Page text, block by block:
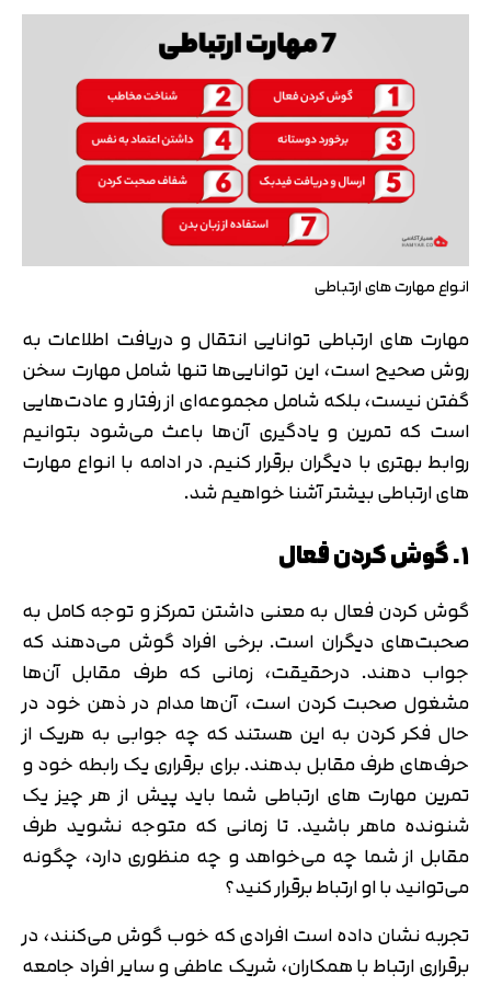
انواع مهارت های ارتباطی
مهارت های ارتباطی توانایی انتقال و دریافت اطلاعات به
روش صحیح است، این توانایی‌ها تنها شامل مهارت سخن
گفتن نیست، بلکه شامل مجموعه‌ای از رفتار و عادت‌هایی
است که تمرین و یادگیری آن‌ها باعث می‌شود بتوانیم
روابط بهتری با دیگران برقرار کنیم. در ادامه با انواع مهارت
های ارتباطی بیشتر آشنا خواهیم شد.
۱. گوش کردن فعال
گوش کردن فعال به معنی داشتن تمرکز و توجه کامل به
صحبت‌های دیگران است. برخی افراد گوش می‌دهند که
جواب دهند. درحقیقت، زمانی که طرف مقابل آن‌ها
مشغول صحبت کردن است، آن‌ها مدام در ذهن خود در
حال فکر کردن به این هستند که چه جوابی به هریک از
حرف‌های طرف مقابل بدهند. برای برقراری یک رابطه خود و
تمرین مهارت های ارتباطی شما باید پیش از هر چیز یک
شنونده ماهر باشید. تا زمانی که متوجه نشوید طرف
مقابل از شما چه می‌خواهد و چه منظوری دارد، چگونه
می‌توانید با او ارتباط برقرار کنید؟
تجربه نشان داده است افرادی که خوب گوش می‌کنند، در
برقراری ارتباط با همکاران، شریک عاطفی و سایر افراد جامعه